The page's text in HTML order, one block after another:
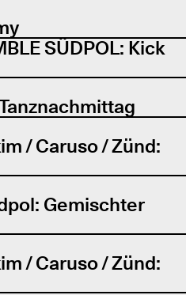
SÜDPOL: Kick
/ Caruso / Zünd:
Gemischter
/ Caruso / Zünd: